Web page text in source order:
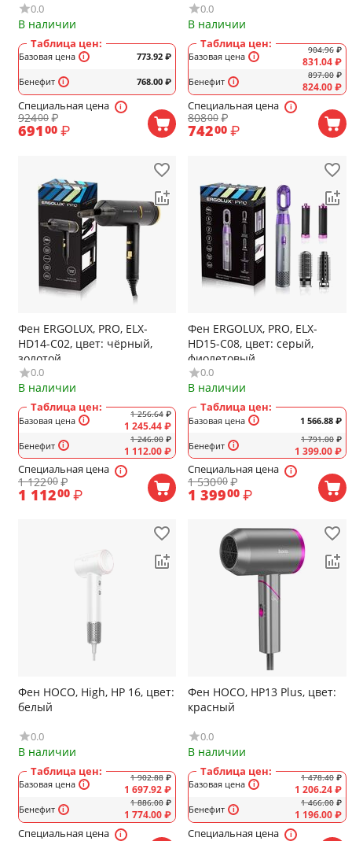
0.0
В наличии
Таблица цен:
Базовая цена
Бенефит
773.92 ₽
768.00 ₽
Специальная цена
92400 ₽
69100 ₽
0.0
В наличии
Таблица цен:
Базовая цена
Бенефит
904.96 ₽
831.04₽
897.00 ₽
824.00₽
Специальная цена
80800₽
74200 ₽
Фен ERGOLUX, PRO, ELX-
HD14-C02, цвет: чёрный,
золотой
0.0
В наличии
Таблица цен:
Базовая цена
Бенефит
1 256.64 ₽
1 245.44₽
1 246.00 ₽
1 112.00₽
Специальная цена
1 12200 ₽
1 11200 ₽
Фен ERGOLUX, PRO, ELX-
HD15-C08, цвет: серый,
фиолетовый
0.0
В наличии
Таблица цен:
Базовая цена
Бенефит
1 566.88₽
1 791.00 ₽
1 399.00₽
Специальная цена
1 53000₽
1 39900 ₽
Фен HOCO, High, HP 16, цвет:
белый
0.0
В наличии
Таблица цен:
Базовая цена
Бенефит
1 902.88 ₽
1 697.92₽
1 886.00 ₽
1 774.00₽
Специальная цена
Фен HOCO, HP13 Plus, цвет:
красный
0.0
В наличии
Таблица цен:
Базовая цена
Бенефит
1 478.40 ₽
1 206.24₽
1 466.00 ₽
1 196.00₽
Специальная цена